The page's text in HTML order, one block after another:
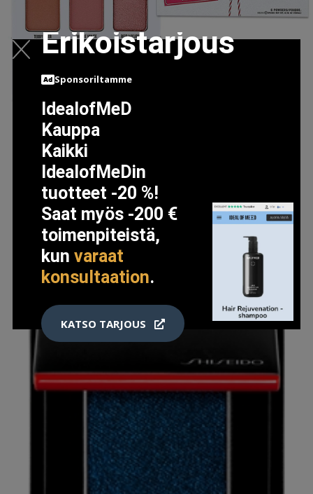
MALE ORDER EYESHADOW PALETTE, THE BALM
36.95 EUR
LISÄTIETOJA
Erikoistarjous
Sponsoriltamme
IdealofMeD
Kauppa
Kaikki
IdealofMeDin
tuotteet -20 %!
Saat myös -200 €
toimenpiteistä,
kunvaraat
konsultaation.
KATSO TARJOUS